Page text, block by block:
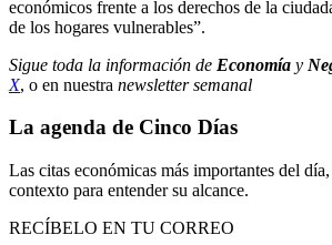
económicos frente a los derechos de la
de los hogares vulnerables”.
Sigue toda la información de Economía y
X, o en nuestra newsletter semanal
La agenda de Cinco Días
Las citas económicas más importantes del
contexto para entender su alcance.
RECÍBELO EN TU CORREO